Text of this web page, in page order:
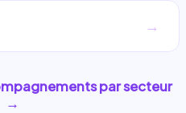
→
par secteur
→